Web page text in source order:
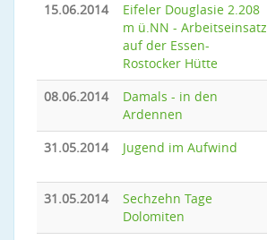
15.06.2014
Eifeler Douglasie 2.208
m ü.NN - Arbeitseinsatz
auf der Essen-
Rostocker Hütte
08.06.2014
Damals - in den
Ardennen
31.05.2014 Jugend im Aufwind
31.05.2014
Sechzehn Tage
Dolomiten